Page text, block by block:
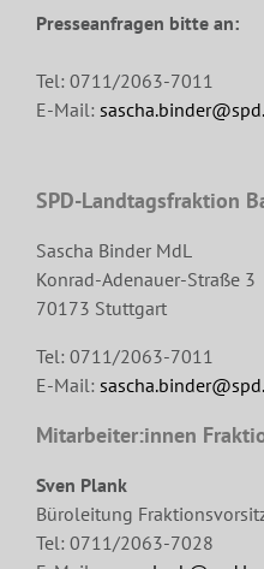
Presseanfragen bitte an:
Tel: 0711/2063-7011
E-Mail:
SPD-Landtagsfraktion
Sascha Binder MdL
Konrad-Adenauer-Straße 3
70173 Stuttgart
Tel: 0711/2063-7011
E-Mail:
Mitarbeiter:innen
Sven Plank
Büroleitung
Tel: 0711/2063-7028